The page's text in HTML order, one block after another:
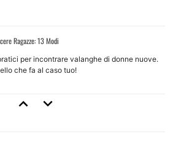
Ragazze: 13 Modi
per incontrare valanghe di donne nuove.
che fa al caso tuo!
Una Ragazza